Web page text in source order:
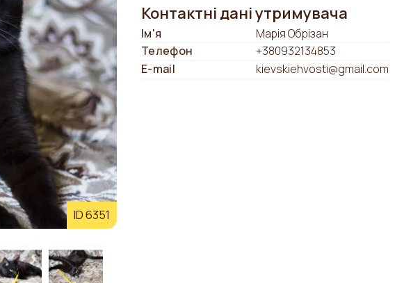
ID 6351
Контактні дані утримувача
Ім'я
Марія Обрізан
Телефон
+380932134853
E-mail
kievskiehvosti@gmail.com